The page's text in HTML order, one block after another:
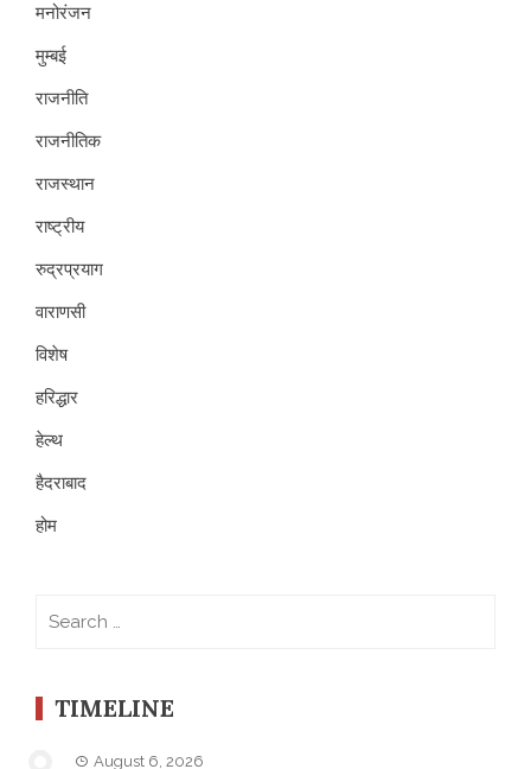
मनोरंजन
मुम्बई
राजनीति
राजनीतिक
राजस्थान
राष्ट्रीय
रुद्रप्रयाग
वाराणसी
विशेष
हरिद्धार
हेल्थ
हैदराबाद
होम
TIMELINE
August 6, 2026